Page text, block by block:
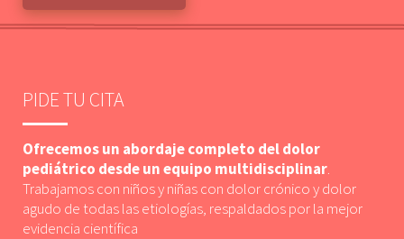
PIDE TU CITA
Ofrecemos un abordaje completo del dolor
pediátrico desde un equipo multidisciplinar.
Trabajamos con niños y niñas con dolor crónico y dolor
agudo de todas las etiologías, respaldados por la mejor
evidencia científica